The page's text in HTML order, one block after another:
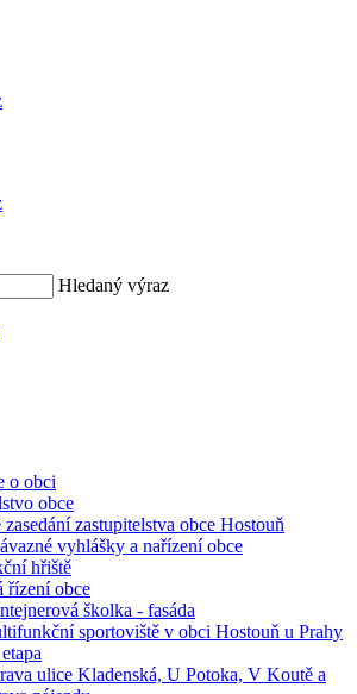
Hledaný výraz
o obci
obce
zasedání zastupitelstva obce Hostouň
vyhlášky a nařízení obce
hřiště
řízení obce
školka - fasáda
sportoviště v obci Hostouň u Prahy
ulice Kladenská, U Potoka, V Koutě a